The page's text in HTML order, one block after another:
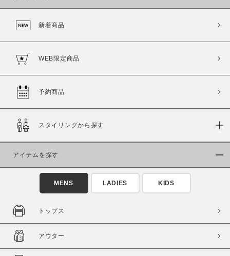
新着商品
WEB限定商品
予約商品
スタイリングから探す
アイテムを探す
MENS LADIES KIDS
トップス
アウター